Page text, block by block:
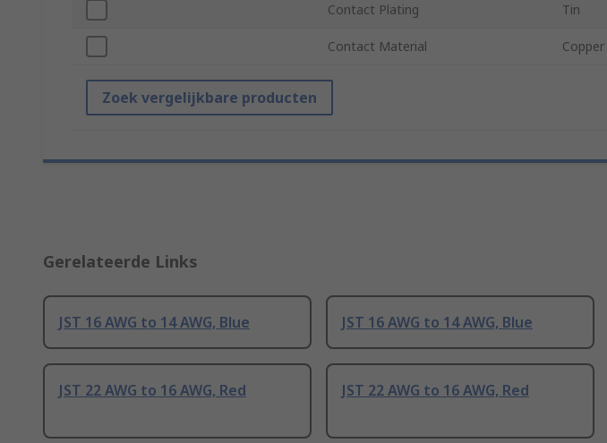
Contact Plating Tin
Contact Material Copper
Zoek vergelijkbare producten
Gerelateerde Links
JST 16 AWG to 14 AWG, Blue JST 16 AWG to 14 AWG, Blue
JST 22 AWG to 16 AWG, Red JST 22 AWG to 16 AWG, Red